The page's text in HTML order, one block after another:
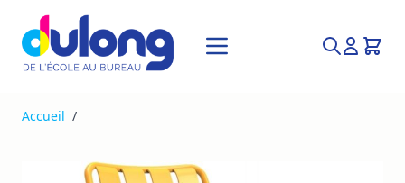
Allez au contenu
Rechercher
Accueil /